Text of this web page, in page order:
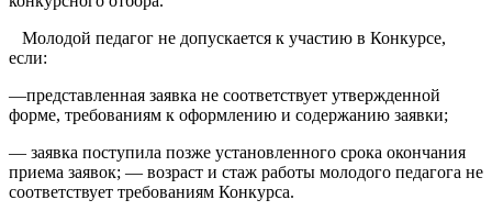
Молодой педагог не допускается к участию в Конкурсе,
если:
—представленная заявка не соответствует утвержденной
форме, требованиям к оформлению и содержанию заявки;
— заявка поступила позже установленного срока окончания
приема заявок; — возраст и стаж работы молодого педагога не
соответствует требованиям Конкурса.